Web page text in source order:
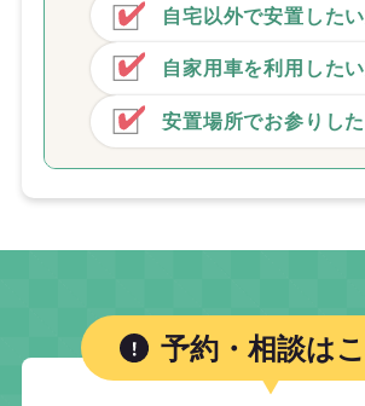
自宅以外で安置した
自家用車を利用した
安置場所でお参りし
予約・相談は